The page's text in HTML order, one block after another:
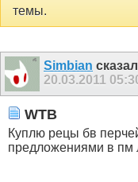
темы.
Simbian
20.03.2011
WTB
Куплю рецы бв
предложениями в пм